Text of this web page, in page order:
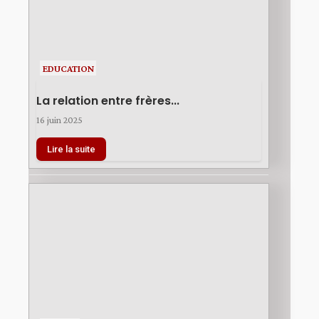
EDUCATION
La relation entre frères...
16 juin 2025
Lire la suite